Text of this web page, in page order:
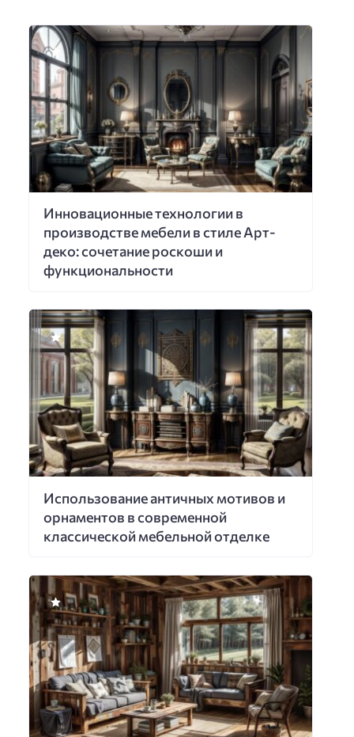
Инновационные технологии в
производстве мебели в стиле Арт-
деко: сочетание роскоши и
функциональности
Использование античных мотивов и
орнаментов в современной
классической мебельной отделке